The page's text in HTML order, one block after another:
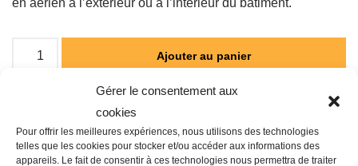
Gérer le consentement aux
cookies
Pour offrir les meilleures expériences, nous utilisons des technologies
telles que les cookies pour stocker et/ou accéder aux informations des
appareils. Le fait de consentir à ces technologies nous permettra de traiter
en aérien à l’extérieur ou à l’intérieur du bâtiment.
Ajouter au panier
Catégorie :RESEAUX